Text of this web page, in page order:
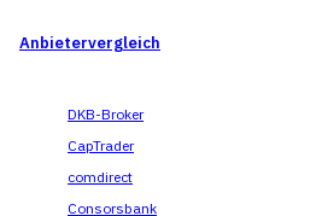
Anbietervergleich
DKB-Broker
CapTrader
comdirect
Consorsbank